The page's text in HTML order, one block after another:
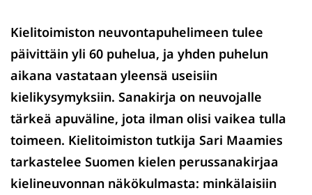
Kielitoimiston neuvontapuhelimeen tulee
päivittäin yli 60 puhelua, ja yhden puhelun
aikana vastataan yleensä useisiin
kielikysymyksiin. Sanakirja on neuvojalle
tärkeä apuväline, jota ilman olisi vaikea tulla
toimeen. Kielitoimiston tutkija Sari Maamies
tarkastelee Suomen kielen perussanakirjaa
kielineuvonnan näkökulmasta: minkälaisiin